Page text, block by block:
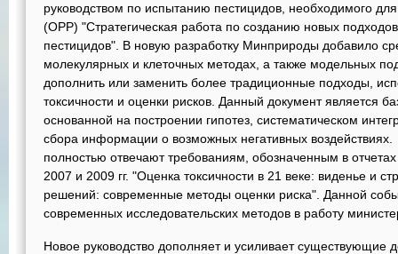
руководством по испытанию пестицидов, необходимого
(OPP) "Стратегическая работа по созданию новых
пестицидов". В новую разработку Минприроды добавило
молекулярных и клеточных методах, а также модельных
дополнить или заменить более традиционные подходы,
токсичности и оценки рисков. Данный документ является
основанной на построении гипотез, систематическом
сбора информации о возможных негативных
полностью отвечают требованиям, обозначенным в
2007 и 2009 гг. "Оценка токсичности в 21 веке: виденье и
решений: современные методы оценки риска". Данной
современных исследовательских методов в работу
Новое руководство дополняет и усиливает